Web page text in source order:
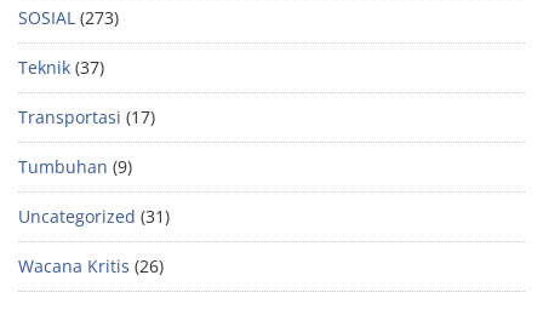
SOSIAL (273)
Teknik (37)
Transportasi (17)
Tumbuhan (9)
Uncategorized (31)
Wacana Kritis (26)